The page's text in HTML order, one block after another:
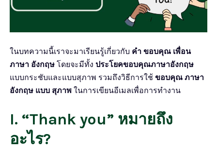
ในบทความนี้เราจะมาเรียนรู้เกี่ยวกับ คำ ขอบคุณ เพื่อน
ภาษา อังกฤษ โดยจะมีทั้ง ประโยคขอบคุณภาษาอังกฤษ
แบบกระชับและแบบสุภาพ รวมถึงวิธีการใช้ ขอบคุณ ภาษา
อังกฤษ แบบ สุภาพ ในการเขียนอีเมลเพื่อการทำงาน
I. “Thank you” หมายถึง
อะไร?